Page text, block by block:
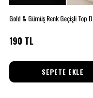
190 TL
SEPETE EKLE